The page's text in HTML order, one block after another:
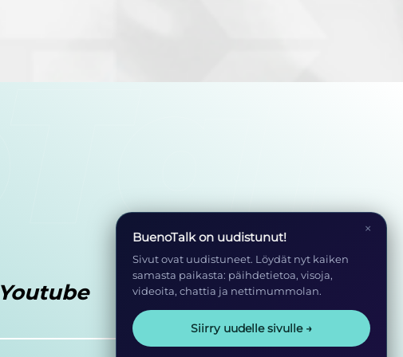
Youtube
×
BuenoTalk on uudistunut!
Sivut ovat uudistuneet. Löydät nyt kaiken
samasta paikasta: päihdetietoa, visoja,
videoita, chattia ja nettimummolan.
Siirry uudelle sivulle →